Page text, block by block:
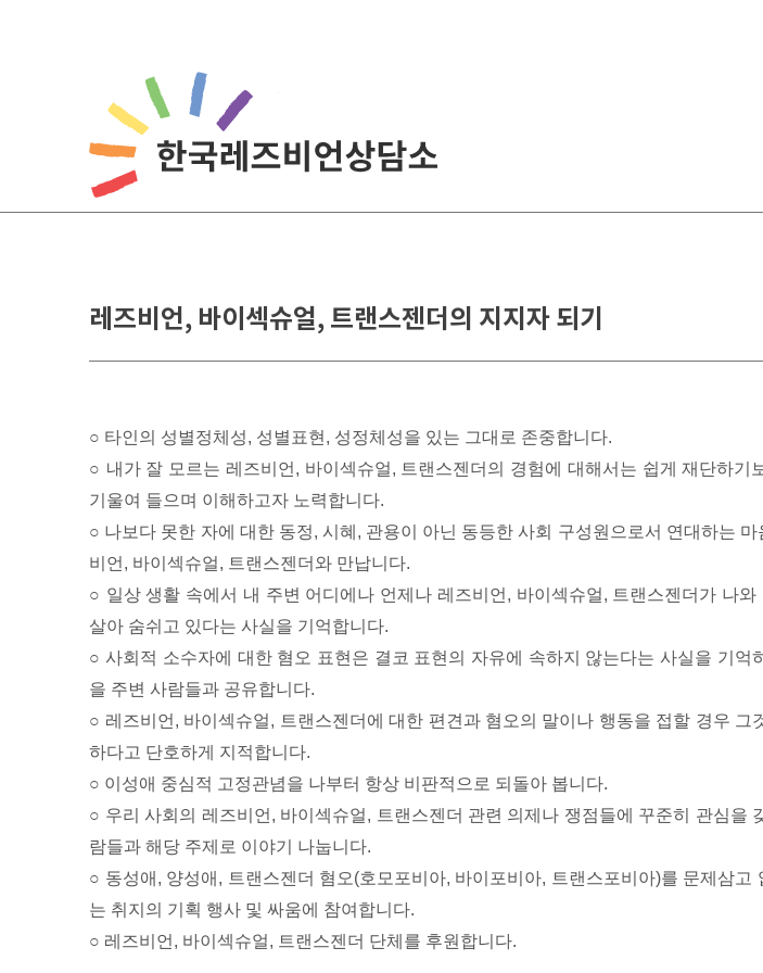
레즈비언, 바이섹슈얼, 트랜스젠더의 지지자 되기
○ 타인의 성별정체성, 성별표현, 성정체성을 있는 그대로 존중합니다.
○ 내가 잘 모르는 레즈비언, 바이섹슈얼, 트랜스젠더의 경험에 대해서는 쉽게 재단하기
기울여 들으며 이해하고자 노력합니다.
○ 나보다 못한 자에 대한 동정, 시혜, 관용이 아닌 동등한 사회 구성원으로서 연대하는 마
비언, 바이섹슈얼, 트랜스젠더와 만납니다.
○ 일상 생활 속에서 내 주변 어디에나 언제나 레즈비언, 바이섹슈얼, 트랜스젠더가 나와
살아 숨쉬고 있다는 사실을 기억합니다.
○ 사회적 소수자에 대한 혐오 표현은 결코 표현의 자유에 속하지 않는다는 사실을 기억
을 주변 사람들과 공유합니다.
○ 레즈비언, 바이섹슈얼, 트랜스젠더에 대한 편견과 혐오의 말이나 행동을 접할 경우 그
하다고 단호하게 지적합니다.
○ 이성애 중심적 고정관념을 나부터 항상 비판적으로 되돌아 봅니다.
○ 우리 사회의 레즈비언, 바이섹슈얼, 트랜스젠더 관련 의제나 쟁점들에 꾸준히 관심을
람들과 해당 주제로 이야기 나눕니다.
○ 동성애, 양성애, 트랜스젠더 혐오(호모포비아, 바이포비아, 트랜스포비아)를 문제삼고
는 취지의 기획 행사 및 싸움에 참여합니다.
○ 레즈비언, 바이섹슈얼, 트랜스젠더 단체를 후원합니다.